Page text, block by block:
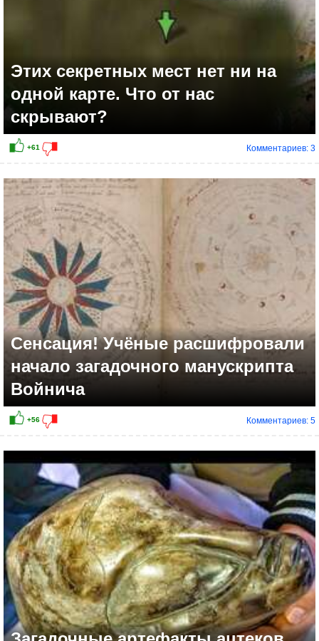
+21
Этих секретных мест нет ни на
одной карте. Что от нас
скрывают?
Комментариев: 3
Сенсация! Учёные расшифровали
начало загадочного манускрипта
Войнича
Комментариев: 5